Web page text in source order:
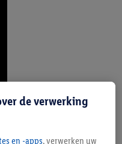
de verwerking
en -apps, verwerken uw